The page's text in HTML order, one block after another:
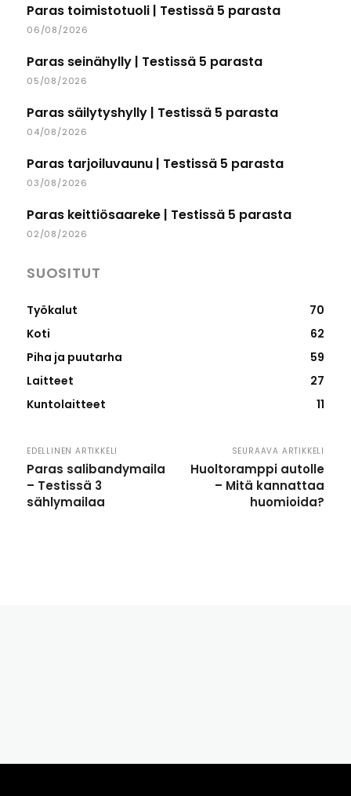
Paras toimistotuoli | Testissä 5 parasta
06/08/2026
Paras seinähylly | Testissä 5 parasta
05/08/2026
Paras säilytyshylly | Testissä 5 parasta
04/08/2026
Paras tarjoiluvaunu | Testissä 5 parasta
03/08/2026
Paras keittiösaareke | Testissä 5 parasta
02/08/2026
SUOSITUT
Työkalut
70
Koti
62
Piha ja puutarha
59
Laitteet
27
Kuntolaitteet
11
EDELLINEN ARTIKKELI
Paras salibandymaila
– Testissä 3
sählymailaa
SEURAAVA ARTIKKELI
Huoltoramppi autolle
– Mitä kannattaa
huomioida?